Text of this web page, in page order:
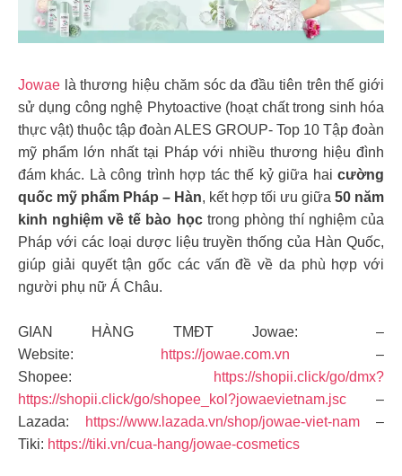
Jowae là thương hiệu chăm sóc da đầu tiên trên thế giới
sử dụng công nghệ Phytoactive (hoạt chất trong sinh hóa
thực vật) thuộc tập đoàn ALES GROUP- Top 10 Tập đoàn
mỹ phẩm lớn nhất tại Pháp với nhiều thương hiệu đình
đám khác. Là công trình hợp tác thế kỷ giữa hai cường
quốc mỹ phẩm Pháp – Hàn, kết hợp tối ưu giữa 50 năm
kinh nghiệm về tế bào học trong phòng thí nghiệm của
Pháp với các loại dược liệu truyền thống của Hàn Quốc,
giúp giải quyết tận gốc các vấn đề về da phù hợp với
người phụ nữ Á Châu.
GIAN HÀNG TMĐT Jowae: –
Website:
https://jowae.com.vn –
Shopee:
https://shopii.click/go/dmx?
https://shopii.click/go/shopee_kol?jowaevietnam.jsc –
Lazada:
https://www.lazada.vn/shop/jowae-viet-nam –
Tiki: https://tiki.vn/cua-hang/jowae-cosmetics